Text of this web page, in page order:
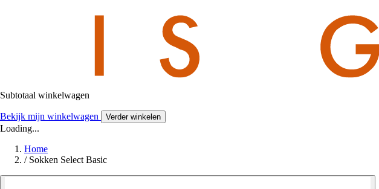
Subtotaal winkelwagen
Bekijk mijn winkelwagen Verder winkelen
Loading...
Home
/ Sokken Select Basic